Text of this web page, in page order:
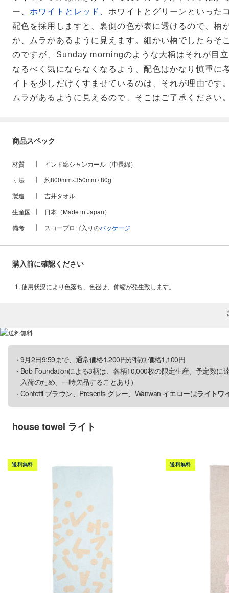
ー、 ホワイトとレッド
、ホワイトとグリーンといった
配色を採用しますと、裏側の色が表に透けるので、柄
か、ムラがあるように見えます。細かい柄でしたらそ
のですが、Sunday morningのような大柄はそれが目
なるべく気にならなくなるよう、配色はかなり慎重に
イトを少しだけくすませているのは、それが理由です
ムラがあるように見えるので、そこはご了承ください
商品スペック
材質
インド綿シャンカール（中長綿）
寸法
約800mm×350mm / 80g
製造
吉井タオル
生産国
日本（Made in Japan）
備考
スコープロゴ入りのパッケージ
購入前に確認ください
使用状況により色落ち、色褪せ、伸縮が発生致します。
9月2日9:59まで、通常価格1,200円が特別価格1,100円
Bob Foundationによる3柄は、各柄10,000枚の限定生産、予定数に
入荷のため、一時欠品することあり）
Confetti ブラウン、Presents グレー、Wanwan イエローはライトワ
house towel ライト